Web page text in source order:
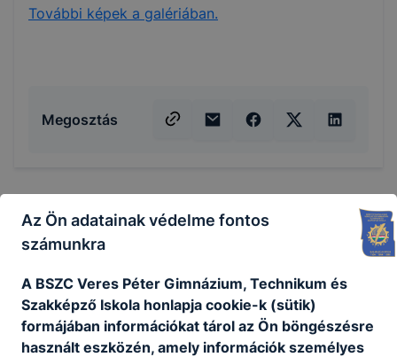
További képek a galériában.
Megosztás
KAPCSOLÓDÓ HÍREK
Az Ön adatainak védelme fontos
számunkra
A BSZC Veres Péter Gimnázium, Technikum és
Szakképző Iskola honlapja cookie-k (sütik)
formájában információkat tárol az Ön böngészésre
használt eszközén, amely információk személyes